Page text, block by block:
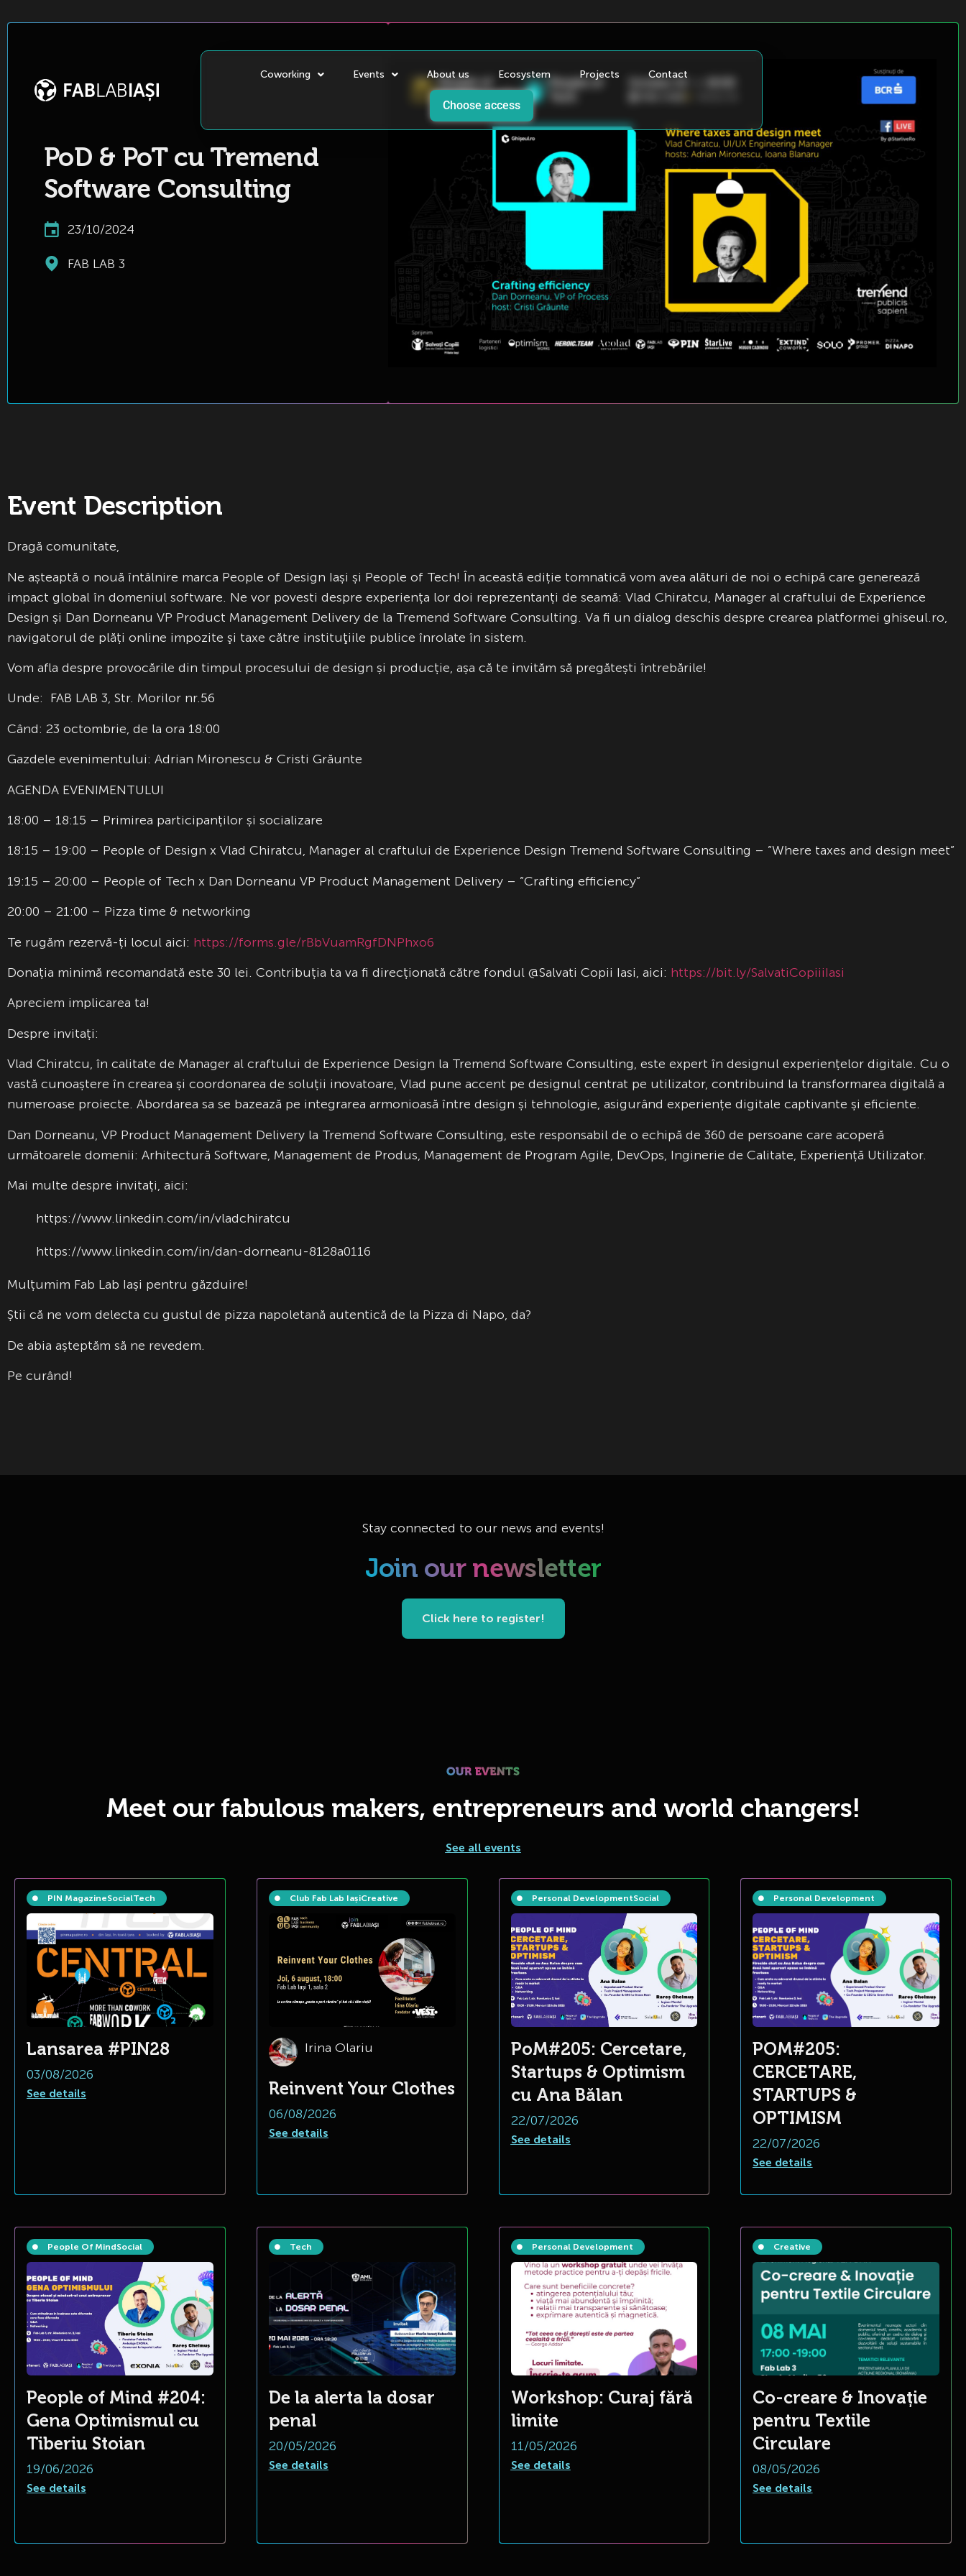
Coworking Events About us Ecosystem Projects Contact
Choose access
PoD & PoT cu Tremend
Software Consulting
23/10/2024
FAB LAB 3
Event Description
Dragă comunitate,
Ne așteaptă o nouă întâlnire marca People of Design Iași și People of Tech! În această ediție tomnatică vom avea alături de noi o echipă care generează
impact global în domeniul software. Ne vor povesti despre experiența lor doi reprezentanți de seamă: Vlad Chiratcu, Manager al craftului de Experience
Design și Dan Dorneanu VP Product Management Delivery de la Tremend Software Consulting. Va fi un dialog deschis despre crearea platformei ghiseul.ro,
navigatorul de plăți online impozite şi taxe către instituţiile publice înrolate în sistem.
Vom afla despre provocările din timpul procesului de design și producție, așa că te invităm să pregătești întrebările!
Unde: FAB LAB 3, Str. Morilor nr.56
Când: 23 octombrie, de la ora 18:00
Gazdele evenimentului: Adrian Mironescu & Cristi Grăunte
AGENDA EVENIMENTULUI
18:00 – 18:15 – Primirea participanților și socializare
18:15 – 19:00 – People of Design x Vlad Chiratcu, Manager al craftului de Experience Design Tremend Software Consulting – ”Where taxes and design meet”
19:15 – 20:00 – People of Tech x Dan Dorneanu VP Product Management Delivery – ”Crafting efficiency”
20:00 – 21:00 – Pizza time & networking
Te rugăm rezervă-ți locul aici: https://forms.gle/rBbVuamRgfDNPhxo6
Donația minimă recomandată este 30 lei. Contribuția ta va fi direcționată către fondul @Salvati Copii Iasi, aici: https://bit.ly/SalvatiCopiiiIasi
Apreciem implicarea ta!
Despre invitați:
Vlad Chiratcu, în calitate de Manager al craftului de Experience Design la Tremend Software Consulting, este expert în designul experiențelor digitale. Cu o
vastă cunoaștere în crearea și coordonarea de soluții inovatoare, Vlad pune accent pe designul centrat pe utilizator, contribuind la transformarea digitală a
numeroase proiecte. Abordarea sa se bazează pe integrarea armonioasă între design și tehnologie, asigurând experiențe digitale captivante și eficiente.
Dan Dorneanu, VP Product Management Delivery la Tremend Software Consulting, este responsabil de o echipă de 360 de persoane care acoperă
următoarele domenii: Arhitectură Software, Management de Produs, Management de Program Agile, DevOps, Inginerie de Calitate, Experiență Utilizator.
Mai multe despre invitați, aici:
https://www.linkedin.com/in/vladchiratcu
https://www.linkedin.com/in/dan-dorneanu-8128a0116
Mulțumim Fab Lab Iași pentru găzduire!
Știi că ne vom delecta cu gustul de pizza napoletană autentică de la Pizza di Napo, da?
De abia așteptăm să ne revedem.
Pe curând!
Stay connected to our news and events!
Join our newsletter
Click here to register!
Meet our fabulous makers, entrepreneurs and world changers!
See all events
PIN MagazineSocialTech
Lansarea #PIN28
03/08/2026
See details
Club Fab Lab IașiCreative
Irina Olariu
Reinvent Your Clothes
06/08/2026
See details
Personal DevelopmentSocial
PoM#205: Cercetare,
Startups & Optimism
cu Ana Bălan
22/07/2026
See details
Personal Development
POM#205:
CERCETARE,
STARTUPS &
OPTIMISM
22/07/2026
See details
People Of MindSocial
People of Mind #204:
Gena Optimismul cu
Tiberiu Stoian
19/06/2026
See details
Tech
De la alerta la dosar
penal
20/05/2026
See details
Personal Development
Workshop: Curaj fără
limite
11/05/2026
See details
Creative
Co-creare & Inovație
pentru Textile
Circulare
08/05/2026
See details